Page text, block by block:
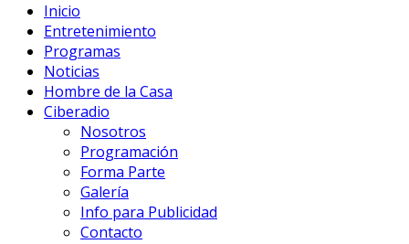
Inicio
Entretenimiento
Programas
Noticias
Hombre de la Casa
Ciberadio
Nosotros
Programación
Forma Parte
Galería
Info para Publicidad
Contacto